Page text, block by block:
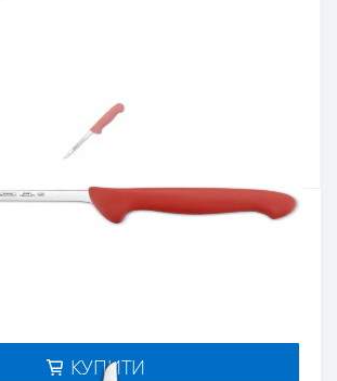
КУПИТИ